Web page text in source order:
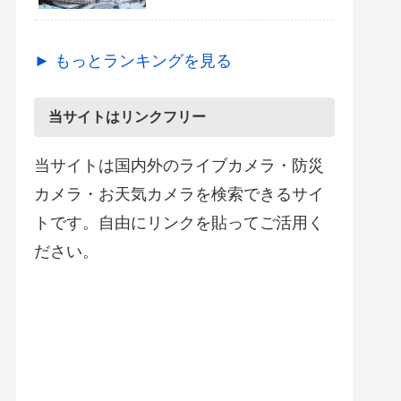
► もっとランキングを見る
当サイトはリンクフリー
当サイトは国内外のライブカメラ・防災
カメラ・お天気カメラを検索できるサイ
トです。自由にリンクを貼ってご活用く
ださい。